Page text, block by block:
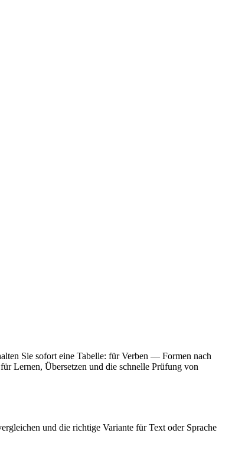
Sie sofort eine Tabelle: für Verben — Formen nach
Lernen, Übersetzen und die schnelle Prüfung von
und die richtige Variante für Text oder Sprache